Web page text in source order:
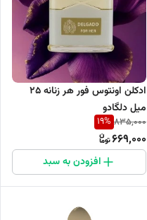
ادکلن اونتوس فور هر زنانه ۲۵
میل دلگادو
835,000
19%
669,000
افزودن به سبد